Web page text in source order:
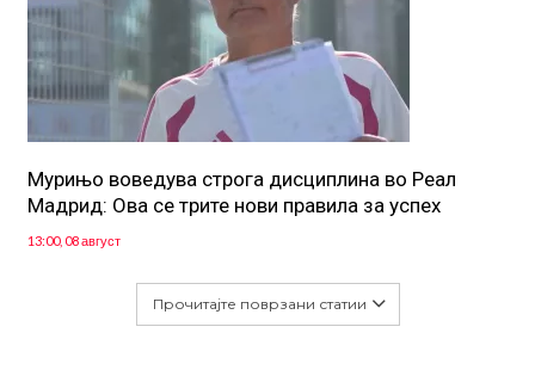
Мурињо воведува строга дисциплина во Реал
Мадрид: Ова се трите нови правила за успех
13:00, 08 август
Прочитајте поврзани статии